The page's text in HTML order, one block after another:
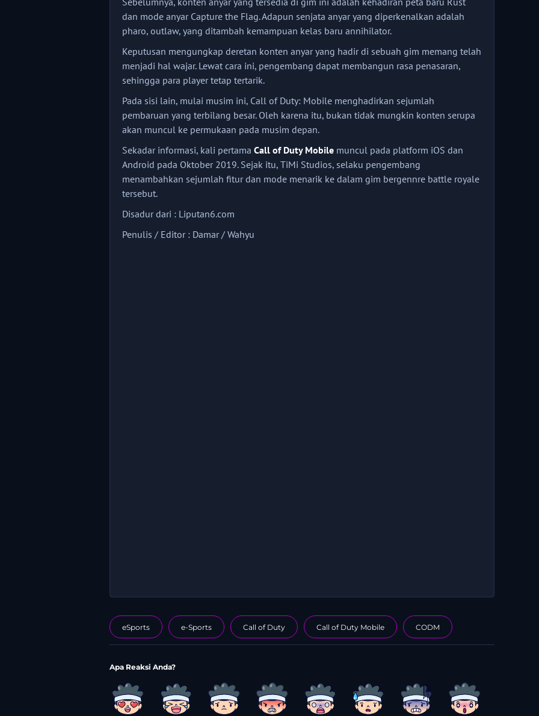
dan mode anyar Capture the Flag. Adapun senjata anyar yang diperkenalkan adalah
pharo, outlaw, yang ditambah kemampuan kelas baru annihilator.
Keputusan mengungkap deretan konten anyar yang hadir di sebuah gim memang telah
menjadi hal wajar. Lewat cara ini, pengembang dapat membangun rasa penasaran,
sehingga para player tetap tertarik.
Pada sisi lain, mulai musim ini, Call of Duty: Mobile menghadirkan sejumlah
pembaruan yang terbilang besar. Oleh karena itu, bukan tidak mungkin konten serupa
akan muncul ke permukaan pada musim depan.
Sekadar informasi, kali pertama Call of Duty Mobile muncul pada platform iOS dan
Android pada Oktober 2019. Sejak itu, TiMi Studios, selaku pengembang
menambahkan sejumlah fitur dan mode menarik ke dalam gim bergennre battle royale
tersebut.
Disadur dari : Liputan6.com
Penulis / Editor : Damar / Wahyu
eSports e-Sports Call of Duty Call of Duty Mobile CODM